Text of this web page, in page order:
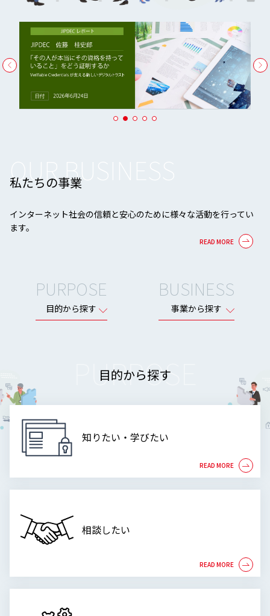
OUR BUSINESS
私たちの事業
インターネット社会の信頼と安心のために様々な活動を行ってい
ます。
PURPOSE
目的から探す
BUSINESS
事業から探す
PURPOSE
目的から探す
知りたい・学びたい
相談したい